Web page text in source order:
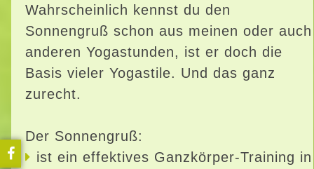
Wahrscheinlich kennst du den
Sonnengruß schon aus meinen oder auch
anderen Yogastunden, ist er doch die
Basis vieler Yogastile. Und das ganz
zurecht.
Der Sonnengruß:
ist ein effektives Ganzkörper-Training in